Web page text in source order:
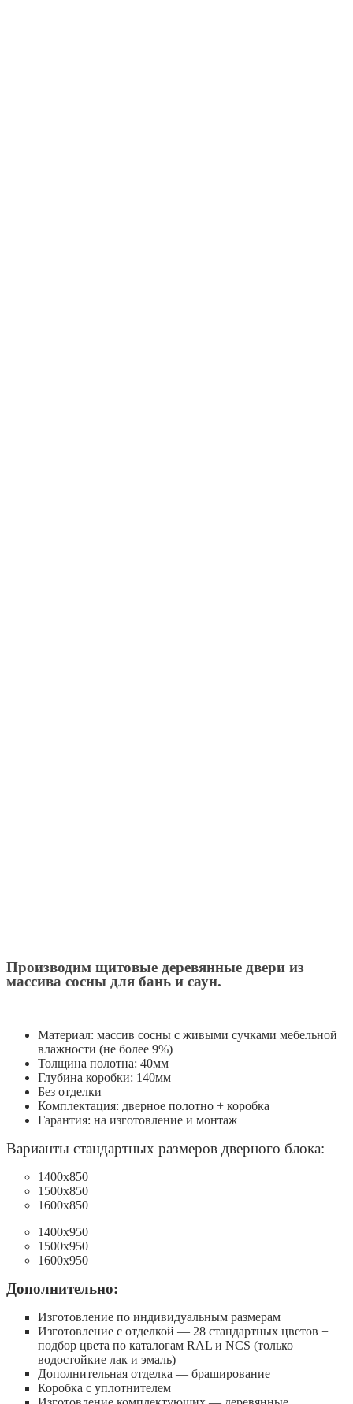
Производим щитовые деревянные двери из
массива сосны для бань и саун.
Материал: массив сосны с живыми сучками мебельной
влажности (не более 9%)
Толщина полотна: 40мм
Глубина коробки: 140мм
Без отделки
Комплектация: дверное полотно + коробка
Гарантия: на изготовление и монтаж
Варианты стандартных размеров дверного блока:
1400х850
1500х850
1600х850
1400х950
1500х950
1600х950
Дополнительно:
Изготовление по индивидуальным размерам
Изготовление с отделкой — 28 стандартных цветов +
подбор цвета по каталогам RAL и NCS (только
водостойкие лак и эмаль)
Дополнительная отделка — браширование
Коробка с уплотнителем